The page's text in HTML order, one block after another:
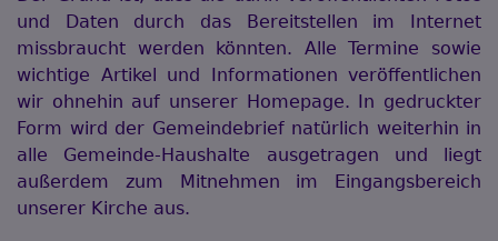
und Daten durch das Bereitstellen im Internet
missbraucht werden könnten. Alle Termine sowie
wichtige Artikel und Informationen veröffentlichen
wir ohnehin auf unserer Homepage. In gedruckter
Form wird der Gemeindebrief natürlich weiterhin in
alle Gemeinde-Haushalte ausgetragen und liegt
außerdem zum Mitnehmen im Eingangsbereich
unserer Kirche aus.